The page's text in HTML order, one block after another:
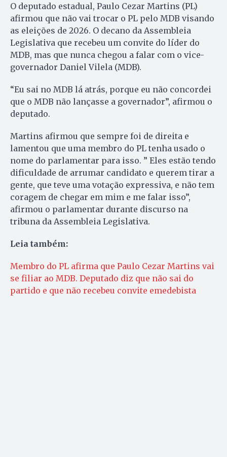
O deputado estadual, Paulo Cezar Martins (PL)
afirmou que não vai trocar o PL pelo MDB visando
as eleições de 2026. O decano da Assembleia
Legislativa que recebeu um convite do líder do
MDB, mas que nunca chegou a falar com o vice-
governador Daniel Vilela (MDB).
“Eu sai no MDB lá atrás, porque eu não concordei
que o MDB não lançasse a governador”, afirmou o
deputado.
Martins afirmou que sempre foi de direita e
lamentou que uma membro do PL tenha usado o
nome do parlamentar para isso. ” Eles estão tendo
dificuldade de arrumar candidato e querem tirar a
gente, que teve uma votação expressiva, e não tem
coragem de chegar em mim e me falar isso”,
afirmou o parlamentar durante discurso na
tribuna da Assembleia Legislativa.
Leia também:
Membro do PL afirma que Paulo Cezar Martins vai
se filiar ao MDB. Deputado diz que não sai do
partido e que não recebeu convite emedebista